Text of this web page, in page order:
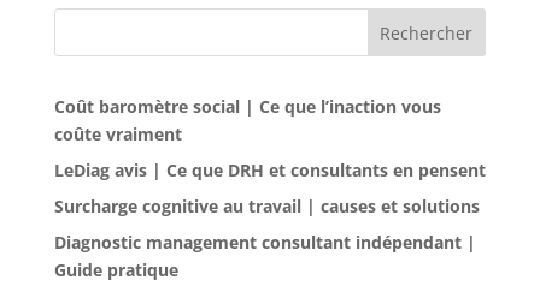
Rechercher
Coût baromètre social | Ce que l’inaction vous
coûte vraiment
LeDiag avis | Ce que DRH et consultants en pensent
Surcharge cognitive au travail | causes et solutions
Diagnostic management consultant indépendant |
Guide pratique